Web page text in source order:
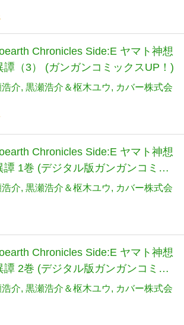
Chronicles Side:E ヤマト神想
譚（3） (ガンガンコミックスUP！)
介 黒瀬浩介＆枢木ユウ
カバー株式会
Chronicles Side:E ヤマト神想
譚 1巻 (デジタル版ガンガンコミッ
ＵＰ！)
介 黒瀬浩介＆枢木ユウ
カバー株式会
Chronicles Side:E ヤマト神想
譚 2巻 (デジタル版ガンガンコミッ
ＵＰ！)
介 黒瀬浩介＆枢木ユウ
カバー株式会